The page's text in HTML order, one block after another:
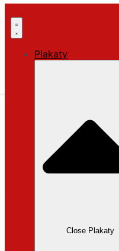
Plakaty
Close Plakaty